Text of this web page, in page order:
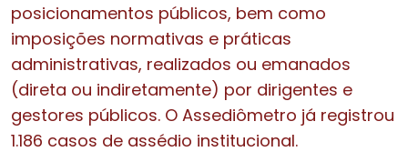
posicionamentos públicos, bem como
imposições normativas e práticas
administrativas, realizados ou emanados
(direta ou indiretamente) por dirigentes e
gestores públicos. O Assediômetro já registrou
1.186 casos de assédio institucional.